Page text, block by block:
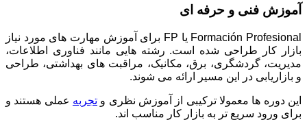
آموزش فنی و حرفه ای
Formación Profesional یا FP برای آموزش مهارت های مورد نیاز
بازار کار طراحی شده است. رشته هایی مانند فناوری اطلاعات،
مدیریت، گردشگری، برق، مکانیک، مراقبت های بهداشتی، طراحی
و بازاریابی در این مسیر ارائه می شوند.
این دوره ها معمولا ترکیبی از آموزش نظری و تجربه عملی هستند و
برای ورود سریع تر به بازار کار مناسب اند.